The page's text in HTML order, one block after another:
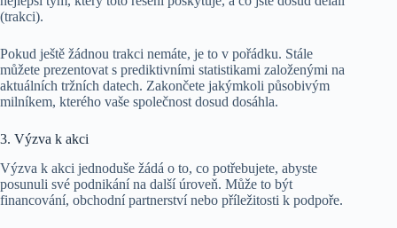
(trakci).
Pokud ještě žádnou trakci nemáte, je to v pořádku. Stále
můžete prezentovat s prediktivními statistikami založenými na
aktuálních tržních datech. Zakončete jakýmkoli působivým
milníkem, kterého vaše společnost dosud dosáhla.
3. Výzva k akci
Výzva k akci jednoduše žádá o to, co potřebujete, abyste
posunuli své podnikání na další úroveň. Může to být
financování, obchodní partnerství nebo příležitosti k podpoře.